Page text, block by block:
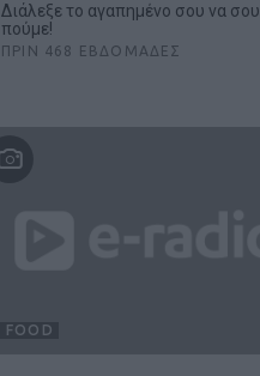
Διάλεξε το αγαπημένο σου να σου
πούμε!
ΠΡΙΝ 468 ΕΒΔΟΜΆΔΕΣ
FOOD